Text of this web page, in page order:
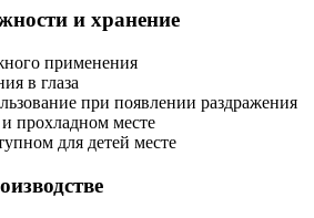
и хранение
применения
в глаза
при появлении раздражения
прохладном месте
для детей месте